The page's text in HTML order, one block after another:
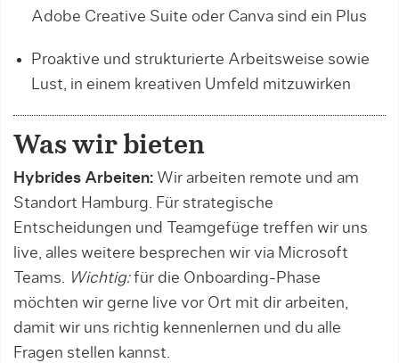
Adobe Creative Suite oder Canva sind ein Plus
Proaktive und strukturierte Arbeitsweise sowie
Lust, in einem kreativen Umfeld mitzuwirken
Was wir bieten
Hybrides Arbeiten: Wir arbeiten remote und am
Standort Hamburg. Für strategische
Entscheidungen und Teamgefüge treffen wir uns
live, alles weitere besprechen wir via Microsoft
Teams. Wichtig:für die Onboarding-Phase
möchten wir gerne live vor Ort mit dir arbeiten,
damit wir uns richtig kennenlernen und du alle
Fragen stellen kannst.